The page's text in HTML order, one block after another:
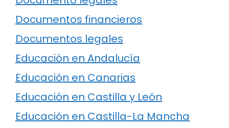
Documentos financieros
Documentos legales
Educación en Andalucía
Educación en Canarias
Educación en Castilla y León
Educación en Castilla-La Mancha